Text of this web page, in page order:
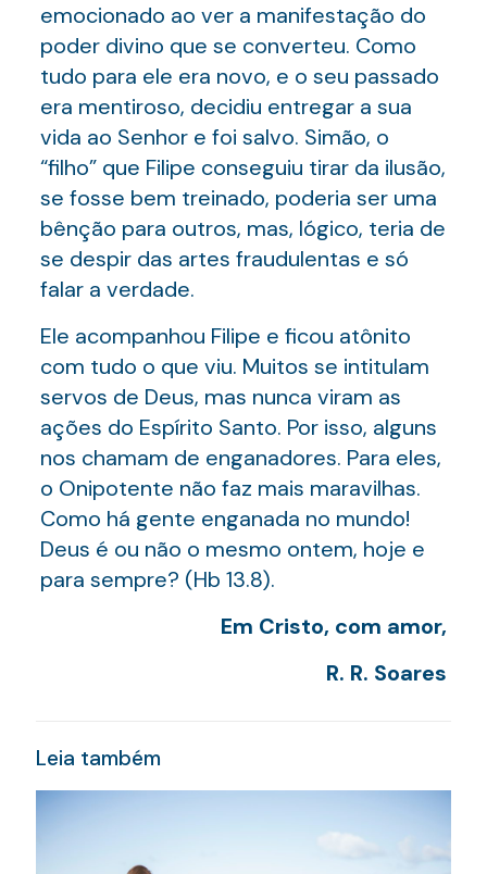
emocionado ao ver a manifestação do
poder divino que se converteu. Como
tudo para ele era novo, e o seu passado
era mentiroso, decidiu entregar a sua
vida ao Senhor e foi salvo. Simão, o
“filho” que Filipe conseguiu tirar da ilusão,
se fosse bem treinado, poderia ser uma
bênção para outros, mas, lógico, teria de
se despir das artes fraudulentas e só
falar a verdade.
Ele acompanhou Filipe e ficou atônito
com tudo o que viu. Muitos se intitulam
servos de Deus, mas nunca viram as
ações do Espírito Santo. Por isso, alguns
nos chamam de enganadores. Para eles,
o Onipotente não faz mais maravilhas.
Como há gente enganada no mundo!
Deus é ou não o mesmo ontem, hoje e
para sempre? (Hb 13.8).
Em Cristo, com amor,
R. R. Soares
Leia também